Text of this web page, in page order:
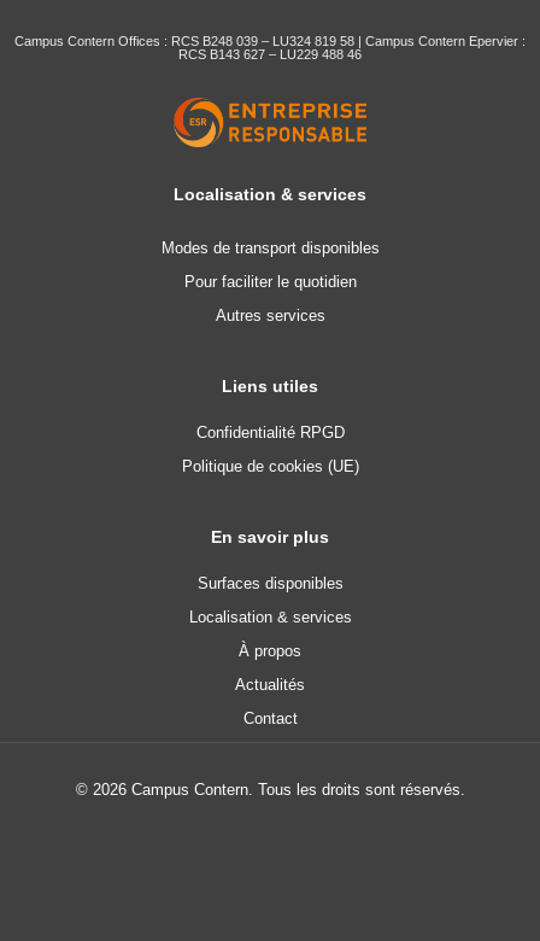
Campus Contern Offices : RCS B248 039 – LU324 819 58 | Campus Contern Epervier :
RCS B143 627 – LU229 488 46
Localisation & services
Modes de transport disponibles
Pour faciliter le quotidien
Autres services
Liens utiles
Confidentialité RPGD
Politique de cookies (UE)
En savoir plus
Surfaces disponibles
Localisation & services
À propos
Actualités
Contact
© 2026 Campus Contern. Tous les droits sont réservés.